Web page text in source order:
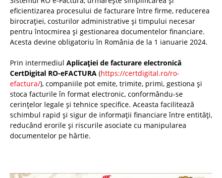
eficientizarea procesului de facturare între firme, reducerea
birocrației, costurilor administrative și timpului necesar
pentru întocmirea și gestionarea documentelor financiare.
Acesta devine obligatoriu în România de la 1 ianuarie 2024.
Prin intermediul Aplicației de facturare electronică
CertDigital RO-eFACTURA (https://certdigital.ro/ro-
efactura/), companiile pot emite, trimite, primi, gestiona și
stoca facturile în format electronic, conformându-se
cerințelor legale și tehnice specifice. Aceasta facilitează
schimbul rapid și sigur de informații financiare între entități,
reducând erorile și riscurile asociate cu manipularea
documentelor pe hârtie.